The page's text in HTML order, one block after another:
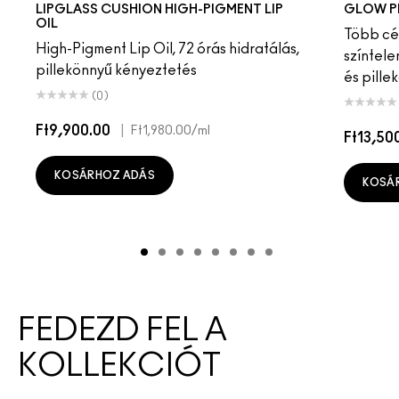
LIPGLASS CUSHION HIGH-PIGMENT LIP
OIL
High-Pigment Lip Oil, 72 órás hidratálás,
pillekönnyű kényeztetés
(0)
Ft9,900.00 Ft1,980.00/ml
KOSÁRHOZ ADÁS
GLOW
Több
és
FEDEZD FEL A
KOLLEKCIÓT